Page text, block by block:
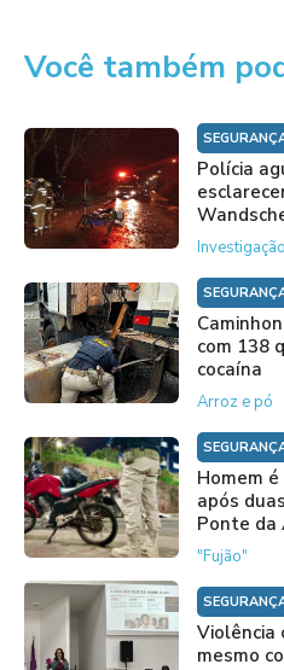
Você também
Polícia
Investigação
com 138
cocaína
Arroz e pó
Homem
após
Ponte da
"Fujão"
Violência
mesmo